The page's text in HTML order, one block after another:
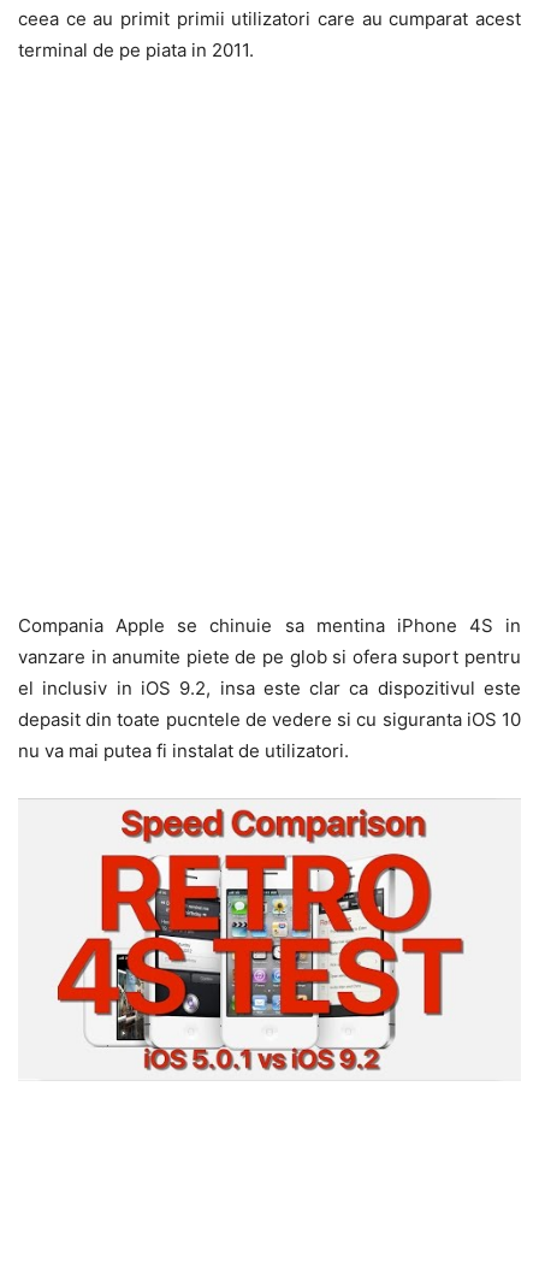
ceea ce au primit primii utilizatori care au cumparat acest
terminal de pe piata in 2011.
Compania Apple se chinuie sa mentina iPhone 4S in
vanzare in anumite piete de pe glob si ofera suport pentru
el inclusiv in iOS 9.2, insa este clar ca dispozitivul este
depasit din toate pucntele de vedere si cu siguranta iOS 10
nu va mai putea fi instalat de utilizatori.